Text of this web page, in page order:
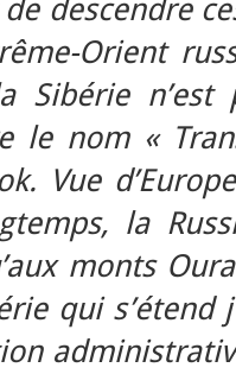
descendre
Orient
Sibérie
le nom «
Vue
la
monts
qui s’étend